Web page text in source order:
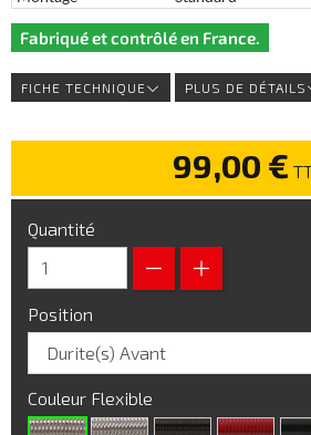
Fabriqué et contrôlé en France.
FICHE TECHNIQUE PLUS DE DÉTAILS
99,00 €
Quantité
Position
Couleur Flexible